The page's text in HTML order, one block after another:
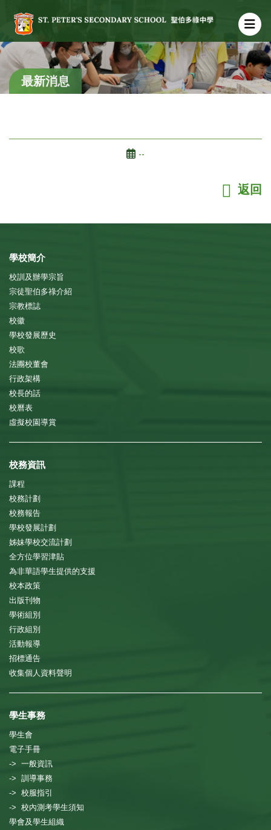
最新消息
--
返回
學校簡介
校訓及辦學宗旨
宗徒聖伯多祿介紹
宗教標誌
校徽
學校發展歷史
校歌
法團校董會
行政架構
校長的話
校曆表
虛擬校園導賞
校務資訊
課程
校務計劃
校務報告
學校發展計劃
姊妹學校交流計劃
全方位學習津貼
為非華語學生提供的支援
校本政策
出版刊物
學術組別
行政組別
活動報導
招標通告
收集個人資料聲明
學生事務
學生會
電子手冊
-> 一般資訊
-> 訓導事務
-> 校服指引
-> 校內測考學生須知
學會及學生組織